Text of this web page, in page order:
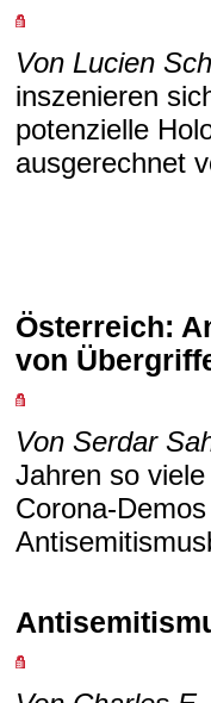
Von Lucien
inszenieren
potenzielle
ausgerechnet
Österreich:
von
Von Serdar
Jahren so
Corona-